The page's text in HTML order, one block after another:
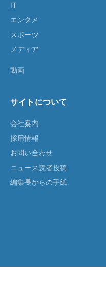
IT
エンタメ
スポーツ
メディア
動画
サイトについて
会社案内
採用情報
お問い合わせ
ニュース読者投稿
編集長からの手紙